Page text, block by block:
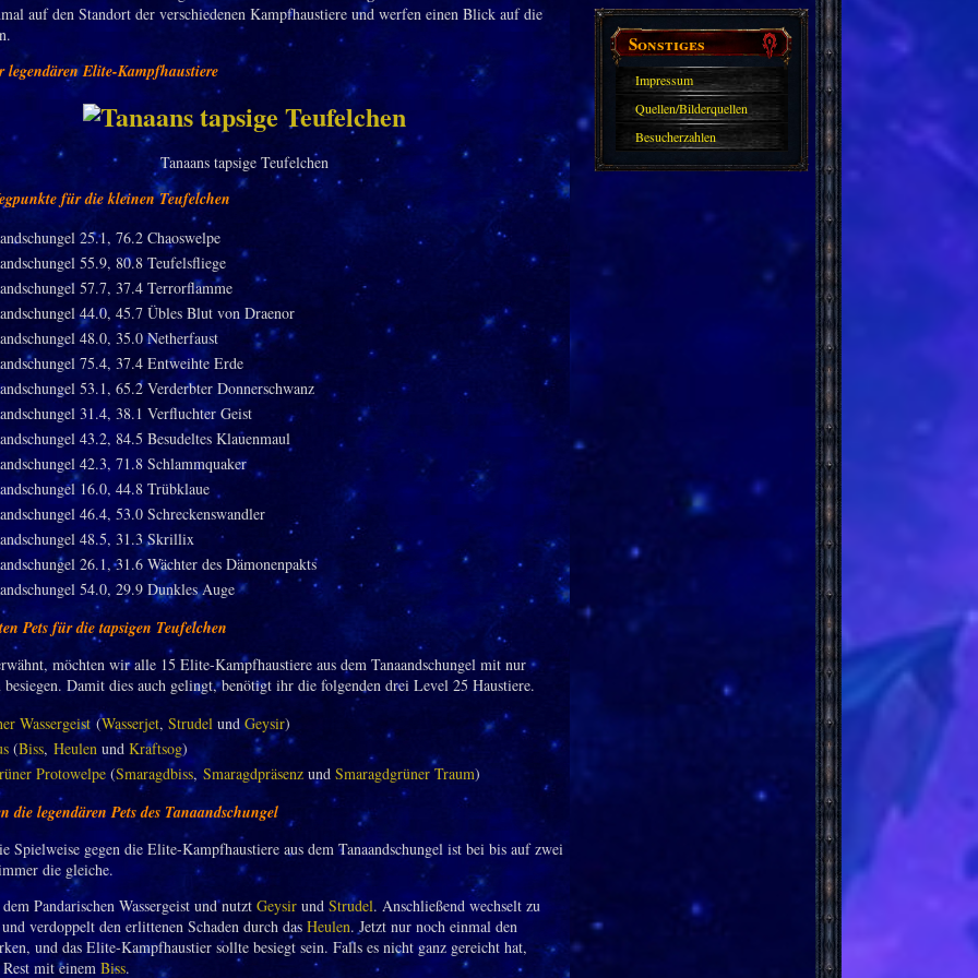
Sonstiges
Impressum
Quellen/Bilderquellen
Besucherzahlen
auf den Standort der verschiedenen Kampfhaustiere und werfen einen Blick auf die
legendären Elite-Kampfhaustiere
Tanaans tapsige Teufelchen
für die kleinen Teufelchen
25.1, 76.2 Chaoswelpe
55.9, 80.8 Teufelsfliege
57.7, 37.4 Terrorflamme
44.0, 45.7 Übles Blut von Draenor
48.0, 35.0 Netherfaust
75.4, 37.4 Entweihte Erde
53.1, 65.2 Verderbter Donnerschwanz
31.4, 38.1 Verfluchter Geist
43.2, 84.5 Besudeltes Klauenmaul
42.3, 71.8 Schlammquaker
16.0, 44.8 Trübklaue
46.4, 53.0 Schreckenswandler
48.5, 31.3 Skrillix
26.1, 31.6 Wächter des Dämonenpakts
54.0, 29.9 Dunkles Auge
Pets für die tapsigen Teufelchen
möchten wir alle 15 Elite-Kampfhaustiere aus dem Tanaandschungel mit nur
besiegen. Damit dies auch gelingt, benötigt ihr die folgenden drei Level 25 Haustiere.
Wassergeist(Wasserjet, StrudelundGeysir)
(Biss, Heulenund Kraftsog)
Protowelpe(Smaragdbiss, Smaragdpräsenzund Smaragdgrüner Traum)
die legendären Pets des Tanaandschungel
Spielweise gegen die Elite-Kampfhaustiere aus dem Tanaandschungel ist bei bis auf zwei
die gleiche.
Pandarischen Wassergeist und nutzt Geysirund Strudel. Anschließend wechselt zu
verdoppelt den erlittenen Schaden durch das Heulen. Jetzt nur noch einmal den
und das Elite-Kampfhaustier sollte besiegt sein. Falls es nicht ganz gereicht hat,
mit einem Biss.